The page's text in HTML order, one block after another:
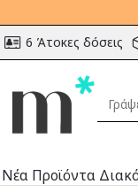
6 Άτοκες δόσεις
Νέα Προϊόντα